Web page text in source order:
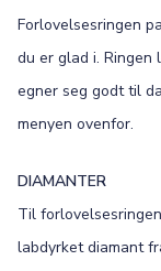
Old
Colonna
Script MT
Forlovelsesringen
du er glad i. Ringen
egner seg godt til
menyen ovenfor.
DIAMANTER
Til
labdyrket diamant